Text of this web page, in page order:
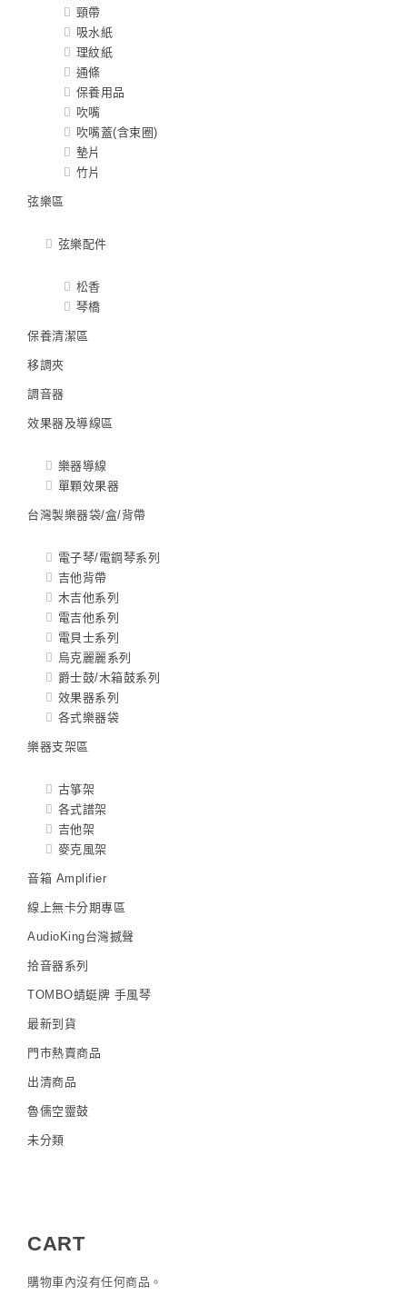
頸帶
吸水紙
理紋紙
通條
保養用品
吹嘴
吹嘴蓋(含束圈)
墊片
竹片
弦樂區
弦樂配件
松香
琴橋
保養清潔區
移調夾
調音器
效果器及導線區
樂器導線
單顆效果器
台灣製樂器袋/盒/背帶
電子琴/電鋼琴系列
吉他背帶
木吉他系列
電吉他系列
電貝士系列
烏克麗麗系列
爵士鼓/木箱鼓系列
效果器系列
各式樂器袋
樂器支架區
古箏架
各式譜架
吉他架
麥克風架
音箱 Amplifier
線上無卡分期專區
AudioKing台灣撼聲
拾音器系列
TOMBO蜻蜓牌 手風琴
最新到貨
門市熱賣商品
出清商品
魯儒空靈鼓
未分類
CART
購物車內沒有任何商品。